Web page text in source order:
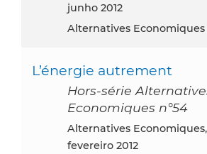
junho 2012
Alternatives Economiques
L’énergie autrement
Hors-série
Economiques n°54
Alternatives Economiques, Paris, France,
fevereiro 2012